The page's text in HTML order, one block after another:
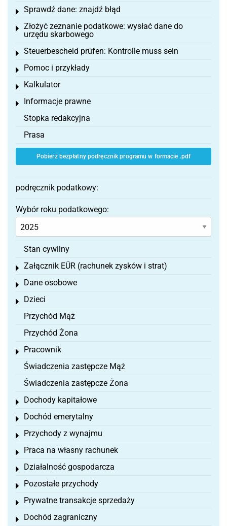
Sprawdź dane: znajdź błąd
Toggle menu
Złożyć zeznanie podatkowe: wysłać dane do
urzędu skarbowego
Toggle menu
Steuerbescheid prüfen: Kontrolle muss sein
Toggle menu
Pomoc i przykłady
Toggle menu
Kalkulator
Toggle menu
Informacje prawne
Toggle menu
Stopka redakcyjna
Prasa
Pobierz bezpłatny podręcznik programu w formacie .pdf
podręcznik podatkowy:
Wybór roku podatkowego:
Stan cywilny
Załącznik EÜR (rachunek zysków i strat)
Toggle menu
Dane osobowe
Toggle menu
Dzieci
Toggle menu
Przychód Mąż
Przychód Żona
Pracownik
Toggle menu
Świadczenia zastępcze Mąż
Świadczenia zastępcze Żona
Dochody kapitałowe
Toggle menu
Dochód emerytalny
Toggle menu
Przychody z wynajmu
Toggle menu
Praca na własny rachunek
Toggle menu
Działalność gospodarcza
Toggle menu
Pozostałe przychody
Toggle menu
Prywatne transakcje sprzedaży
Toggle menu
Dochód zagraniczny
Toggle menu